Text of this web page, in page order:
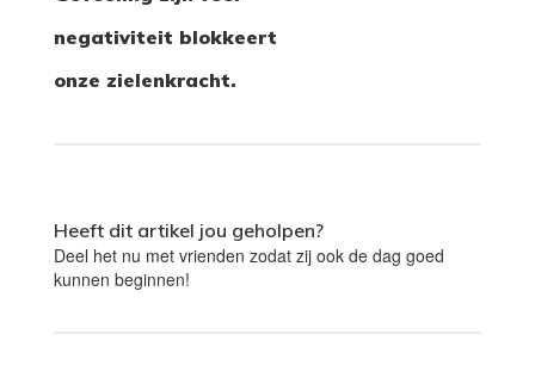
negativiteit blokkeert
onze zielenkracht.
Heeft dit artikel jou geholpen?
Deel het nu met vrienden zodat zij ook de dag goed
kunnen beginnen!